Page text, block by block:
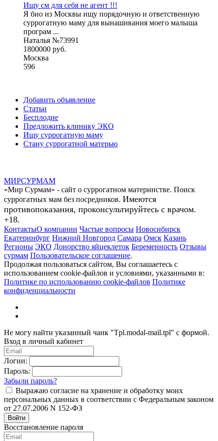
Ищу см для себя не агент !!!
Я био из Москвы ищу порядочную и ответственную
суррогатную маму для вынашивания моего малыша
програм ...
Наталья №73991
1800000 руб.
Москва
596
Добавить объявление
Статьи
Бесплодие
Предложить клинику ЭКО
Ищу суррогатную маму
Стану суррогатной матерью
МИРСУРМАМ
«Мир Сурмам» - сайт о суррогатном материнстве. Поиск
суррогатных мам без посредников. Имеются
противопоказания, проконсультируйтесь с врачом.
+18.
КонтактыО компании Частые вопросы Новосибирск
Екатеринбург Нижний Новгород Самара Омск Казань
Регионы ЭКО Донорство яйцеклеток Беременность Отзывы
сурмам Пользовательское соглашение.
Продолжая пользоваться сайтом, Вы соглашаетесь с
использованием cookie-файлов и условиями, указанными в:
Политике по использованию cookie-файлов Политике
конфиденциальности
Не могу найти указанный чанк "Tpl.modal-mail.tpl" с формой.
Вход в личный кабинет
Логин:
Пароль:
Забыли пароль?
Выражаю согласие на хранение и обработку моих
персональных данных в соответствии с Федеральным законом
от 27.07.2006 N 152-ФЗ
Войти
Восстановление пароля